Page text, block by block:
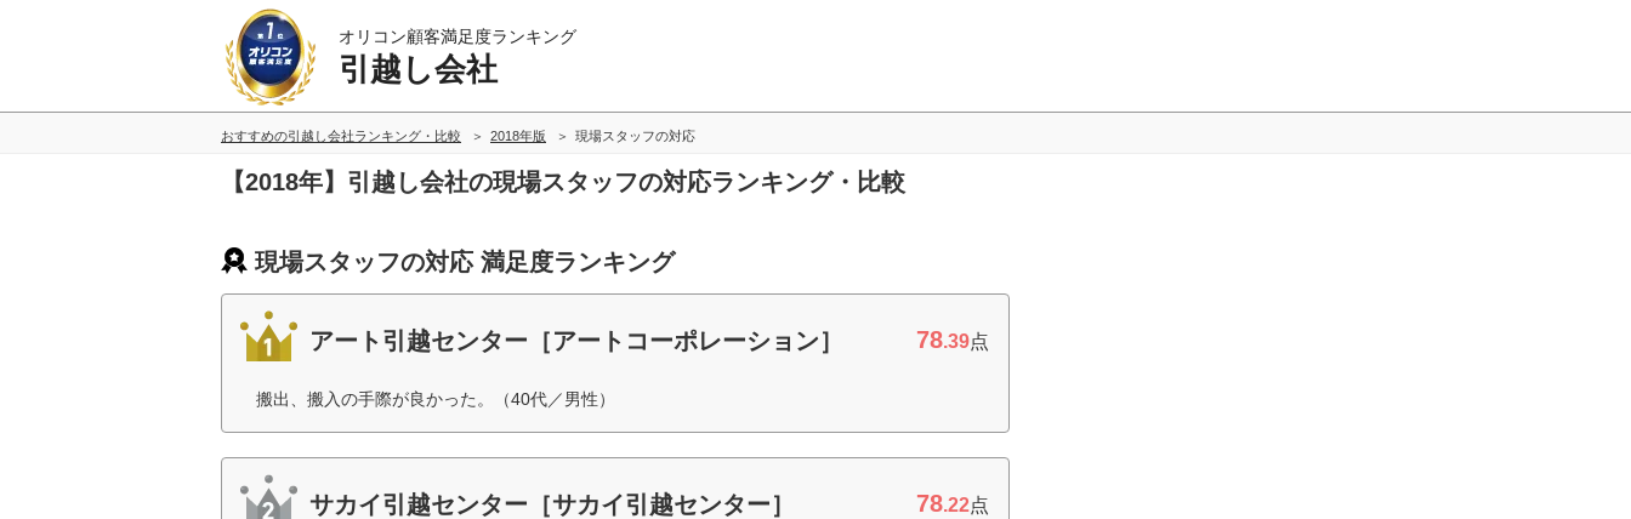
オリコン顧客満足度ランキング
引越し会社
おすすめの引越し会社ランキング・比較 2018年版 現場スタッフの対応
【2018年】引越し会社の現場スタッフの対応ランキング・比較
現場スタッフの対応 満足度ランキング
アート引越センター［アートコーポレーション］ 78.39点
搬出、搬入の手際が良かった。（40代／男性）
サカイ引越センター［サカイ引越センター］ 78.22点